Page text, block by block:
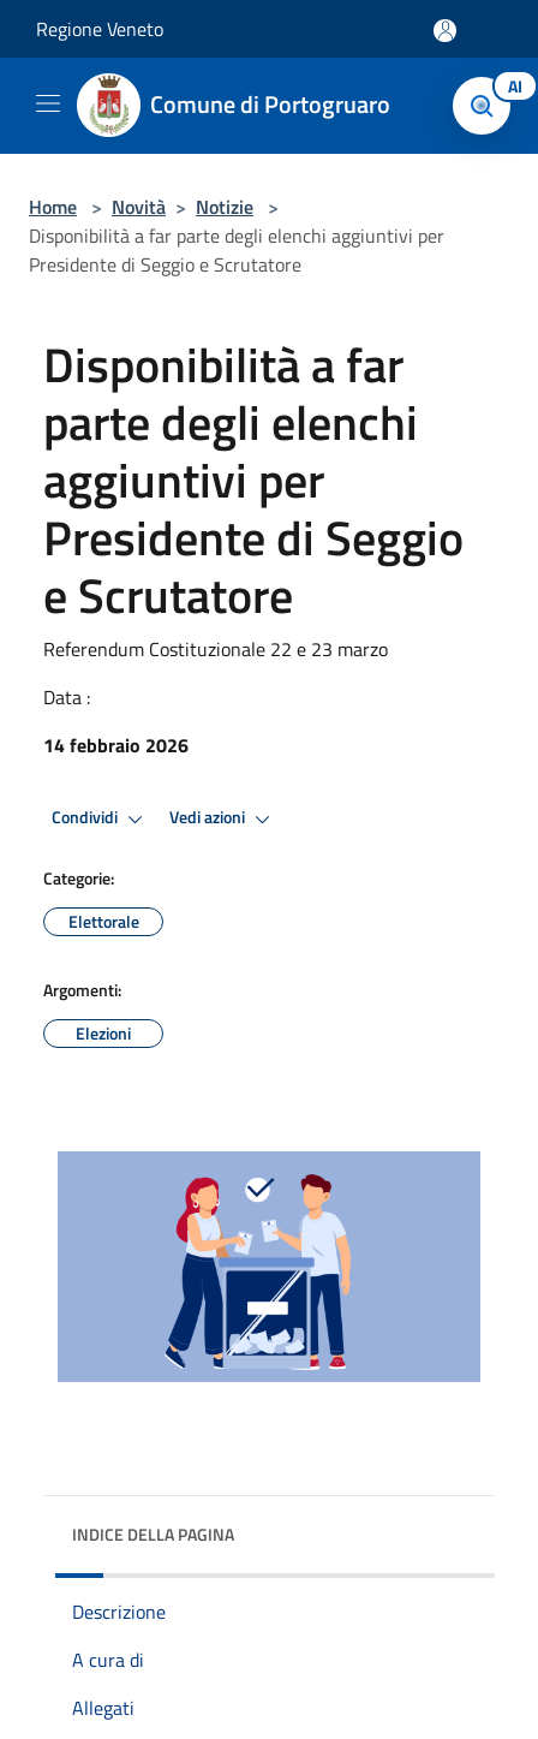
Regione Veneto
Comune di Portogruaro AI
Home > Novità > Notizie >
Disponibilità a far parte degli elenchi aggiuntivi per
Presidente di Seggio e Scrutatore
Disponibilità a far
parte degli elenchi
aggiuntivi per
Presidente di Seggio
e Scrutatore
Referendum Costituzionale 22 e 23 marzo
Data :
14 febbraio 2026
Condividi Vedi azioni
Categorie:
Elettorale
Argomenti:
Elezioni
INDICE DELLA PAGINA
Descrizione
A cura di
Allegati